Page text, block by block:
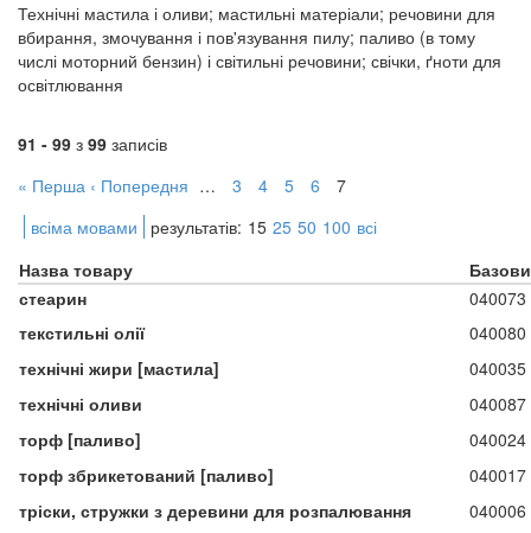
Технічні мастила і оливи; мастильні матеріали; речовини для
вбирання, змочування і пов'язування пилу; паливо (в тому
числі моторний бензин) і світильні речовини; свічки, ґноти для
освітлювання
91 - 99 з 99 записів
« Перша ‹ Попередня … 3 4 5 6
7
всіма мовами
результатів: 15 25 50 100 всі
Назва товару
стеарин
040073
текстильні олії
040080
технічні жири [мастила]
040035
технічні оливи
040087
торф [паливо]
040024
торф збрикетований [паливо]
040017
тріски, стружки з деревини для розпалювання
040006